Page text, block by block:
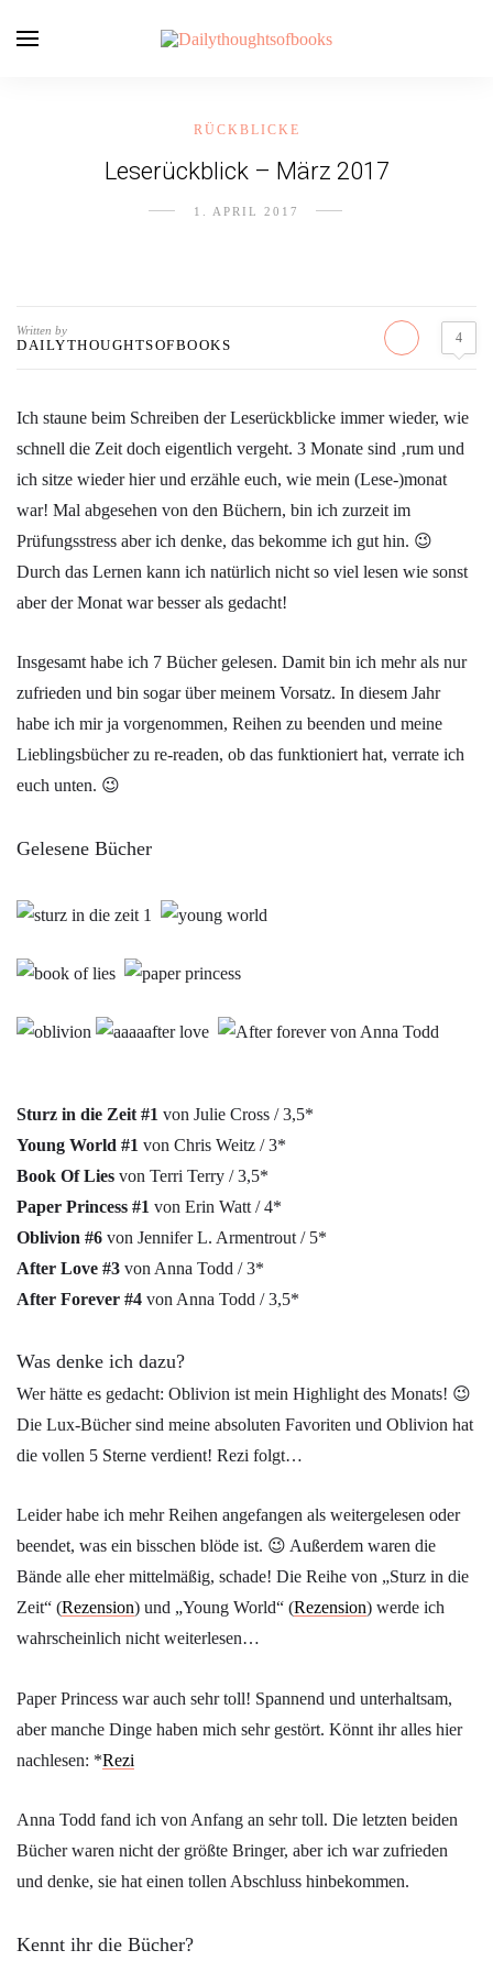
RÜCKBLICKE
Leserückblick – März 2017
1. APRIL 2017
Written by
DAILYTHOUGHTSOFBOOKS 4
Ich staune beim Schreiben der Leserückblicke immer wieder, wie
schnell die Zeit doch eigentlich vergeht. 3 Monate sind ‚rum und
ich sitze wieder hier und erzähle euch, wie mein (Lese-)monat
war! Mal abgesehen von den Büchern, bin ich zurzeit im
Prüfungsstress aber ich denke, das bekomme ich gut hin. 😉
Durch das Lernen kann ich natürlich nicht so viel lesen wie sonst
aber der Monat war besser als gedacht!
Insgesamt habe ich 7 Bücher gelesen. Damit bin ich mehr als nur
zufrieden und bin sogar über meinem Vorsatz. In diesem Jahr
habe ich mir ja vorgenommen, Reihen zu beenden und meine
Lieblingsbücher zu re-readen, ob das funktioniert hat, verrate ich
euch unten. 😉
Gelesene Bücher
Sturz in die Zeit #1 von Julie Cross / 3,5*
Young World #1 von Chris Weitz / 3*
Book Of Lies von Terri Terry / 3,5*
Paper Princess #1 von Erin Watt / 4*
Oblivion #6 von Jennifer L. Armentrout / 5*
After Love #3 von Anna Todd / 3*
After Forever #4 von Anna Todd / 3,5*
Was denke ich dazu?
Wer hätte es gedacht: Oblivion ist mein Highlight des Monats! 😉
Die Lux-Bücher sind meine absoluten Favoriten und Oblivion hat
die vollen 5 Sterne verdient! Rezi folgt…
Leider habe ich mehr Reihen angefangen als weitergelesen oder
beendet, was ein bisschen blöde ist. 😉 Außerdem waren die
Bände alle eher mittelmäßig, schade! Die Reihe von „Sturz in die
Zeit“ (Rezension) und „Young World“ (Rezension) werde ich
wahrscheinlich nicht weiterlesen…
Paper Princess war auch sehr toll! Spannend und unterhaltsam,
aber manche Dinge haben mich sehr gestört. Könnt ihr alles hier
nachlesen: *Rezi
Anna Todd fand ich von Anfang an sehr toll. Die letzten beiden
Bücher waren nicht der größte Bringer, aber ich war zufrieden
und denke, sie hat einen tollen Abschluss hinbekommen.
Kennt ihr die Bücher?